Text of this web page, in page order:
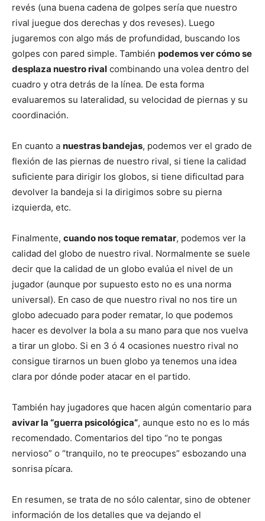
revés (una buena cadena de golpes sería que nuestro
rival juegue dos derechas y dos reveses). Luego
jugaremos con algo más de profundidad, buscando los
golpes con pared simple. También podemos ver cómo se
desplaza nuestro rival combinando una volea dentro del
cuadro y otra detrás de la línea. De esta forma
evaluaremos su lateralidad, su velocidad de piernas y su
coordinación.
En cuanto a nuestras bandejas, podemos ver el grado de
flexión de las piernas de nuestro rival, si tiene la calidad
suficiente para dirigir los globos, si tiene dificultad para
devolver la bandeja si la dirigimos sobre su pierna
izquierda, etc.
Finalmente, cuando nos toque rematar, podemos ver la
calidad del globo de nuestro rival. Normalmente se suele
decir que la calidad de un globo evalúa el nivel de un
jugador (aunque por supuesto esto no es una norma
universal). En caso de que nuestro rival no nos tire un
globo adecuado para poder rematar, lo que podemos
hacer es devolver la bola a su mano para que nos vuelva
a tirar un globo. Si en 3 ó 4 ocasiones nuestro rival no
consigue tirarnos un buen globo ya tenemos una idea
clara por dónde poder atacar en el partido.
También hay jugadores que hacen algún comentario para
avivar la “guerra psicológica”, aunque esto no es lo más
recomendado. Comentarios del tipo “no te pongas
nervioso” o “tranquilo, no te preocupes” esbozando una
sonrisa pícara.
En resumen, se trata de no sólo calentar, sino de obtener
información de los detalles que va dejando el